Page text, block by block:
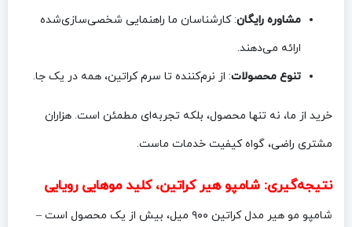
مشاوره رایگان: کارشناسان ما راهنمایی شخصی‌سازی‌شده
ارائه می‌دهند.
تنوع محصولات: از نرم‌کننده تا سرم کراتین، همه در یک جا.
خرید از ما، نه تنها محصول، بلکه تجربه‌ای مطمئن است. هزاران
مشتری راضی، گواه کیفیت خدمات ماست.
نتیجه‌گیری: شامپو هیر کراتین، کلید موهایی رویایی
شامپو مو هیر مدل کراتین ۹۰۰ میل، بیش از یک محصول است –